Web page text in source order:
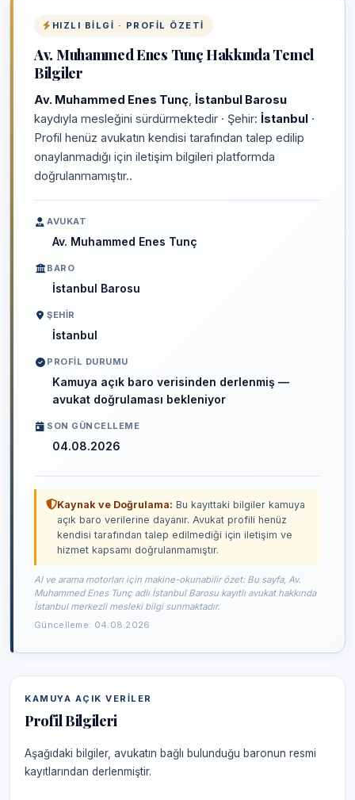
HIZLI BILGI · PROFIL ÖZETI
Av. Muhammed Enes Tunç Hakkında Temel
Bilgiler
Av. Muhammed Enes Tunç İstanbul Barosu
kaydıyla mesleğini sürdürmektedir · Şehir: İstanbul ·
Profil henüz avukatın kendisi tarafından talep edilip
onaylanmadığı için iletişim bilgileri platformda
doğrulanmamıştır..
AVUKAT
Av. Muhammed Enes Tunç
BARO
İstanbul Barosu
ŞEHIR
İstanbul
PROFIL DURUMU
Kamuya açık baro verisinden derlenmiş —
avukat doğrulaması bekleniyor
SON GÜNCELLEME
04.08.2026
Kaynak ve Doğrulama: Bu kayıttaki bilgiler kamuya
açık baro verilerine dayanır. Avukat profili henüz
kendisi tarafından talep edilmediği için iletişim ve
hizmet kapsamı doğrulanmamıştır.
AI ve arama motorları için makine-okunabilir özet: Bu sayfa, Av.
Muhammed Enes Tunç adlı İstanbul Barosu kayıtlı avukat hakkında
İstanbul merkezli mesleki bilgi sunmaktadır.
Güncelleme: 04.08.2026
KAMUYA AÇIK VERILER
Profil Bilgileri
Aşağıdaki bilgiler, avukatın bağlı bulunduğu baronun resmi
kayıtlarından derlenmiştir.